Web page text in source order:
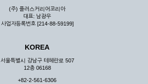
(주) 플러스커리어코리아
대표: 남광우
사업자등록번호 [214-88-59199]
KOREA
서울특별시 강남구 테헤란로 507
12층 06168
+82-2-561-6306